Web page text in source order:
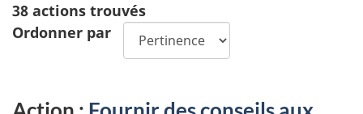
38 actions trouvés
Ordonner par